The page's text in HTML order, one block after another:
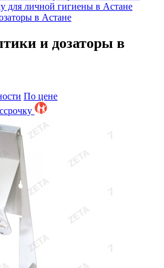
для личной гигиены в Астане
в Астане
и дозаторы в
По цене